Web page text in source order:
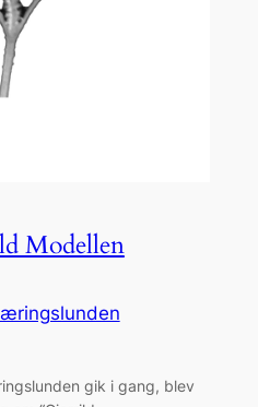
Modellen
gik i gang, blev